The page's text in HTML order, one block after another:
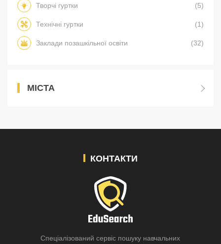
Творчі гуртки (5)
Технічні гуртки (1)
Заклади позашкільної освіти (32)
МІСТА
КОНТАКТИ
Спеціалізований сервіс пошуку навчальних